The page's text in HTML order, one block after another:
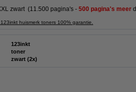
zwart (11.500 pagina's - 500 pagina's meer
huismerk toners 100% garantie.
123inkt
toner
zwart (2x)